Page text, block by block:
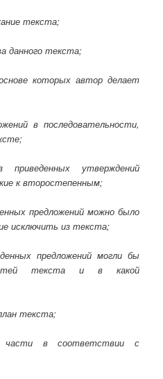
текста;
данного текста;
которых автор делает
в последовательности,
утверждений
к второстепенным;
предложений можно было
исключить из текста;
предложений могли бы
текста и в какой
текста;
в соответствии с